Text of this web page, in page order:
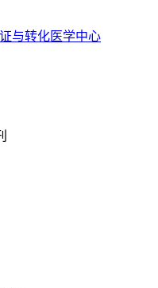
与转化医学中心